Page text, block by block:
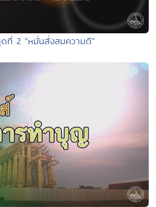
ที่ 2 "หมั่นสั่งสมความดี"